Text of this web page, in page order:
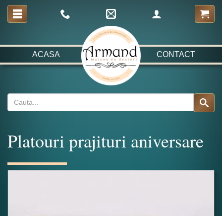
ACASA CONTACT
Platouri prajituri aniversare